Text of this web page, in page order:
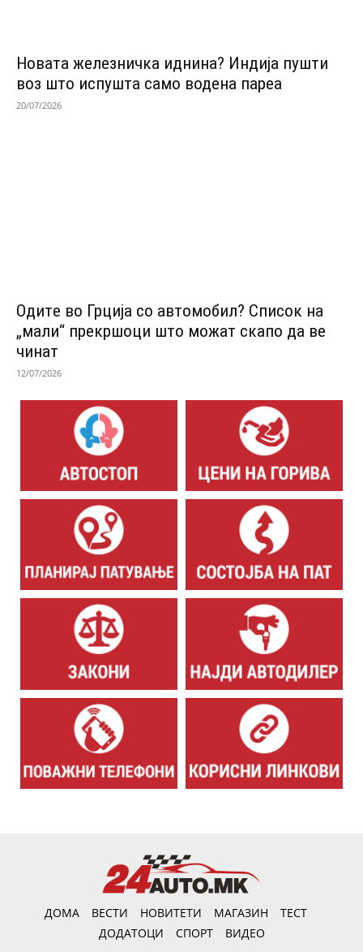
Новата железничка иднина? Индија пушти
воз што испушта само водена пареа
20/07/2026
Одитe во Грција со автомобил? Список на
„мали“ прекршоци што можат скапо да ве
чинат
12/07/2026
ДОМА ВЕСТИ НОВИТЕТИ МАГАЗИН
ТЕСТ
ДОДАТОЦИ
СПОРТ ВИДЕО